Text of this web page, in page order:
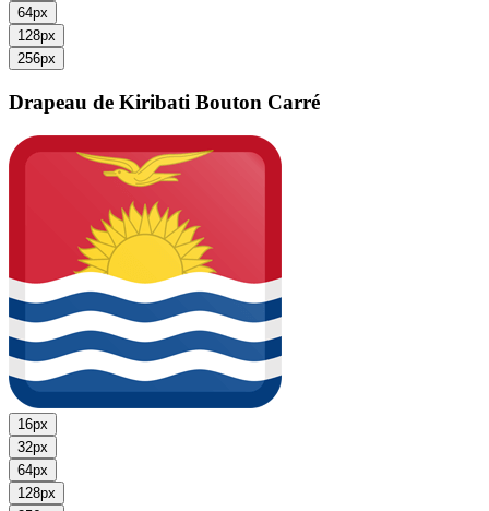
64px
128px
256px
Drapeau de Kiribati Bouton Carré
16px
32px
64px
128px